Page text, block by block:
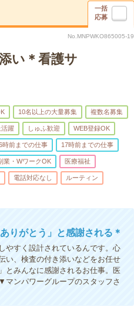
一括
応募
No.MNPWKO865005-19
い＊看護サ
10名以上の大量募集 複数名募集
躍 しゅふ歓迎 WEB登録OK
時前までの仕事 17時前までの仕事
業・WワークOK 医療福祉
電話対応なし ルーティン
りがとう」と感謝される＊
やすく設計されているんです。心
い、検査の付き添いなどをお任せ
とみんなに感謝されるお仕事。医
ンパワーグループのスタッフさ